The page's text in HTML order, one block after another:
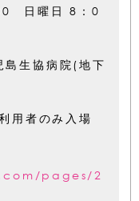
日曜日 8：0
生協病院(地下
用者のみ入場
pages/2